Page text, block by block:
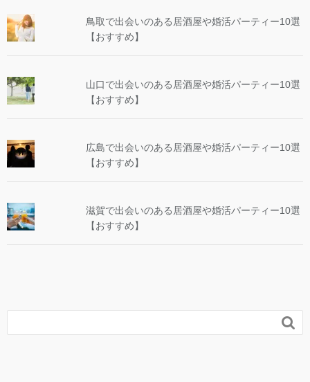
鳥取で出会いのある居酒屋や婚活パーティー10選
【おすすめ】
山口で出会いのある居酒屋や婚活パーティー10選
【おすすめ】
広島で出会いのある居酒屋や婚活パーティー10選
【おすすめ】
滋賀で出会いのある居酒屋や婚活パーティー10選
【おすすめ】
